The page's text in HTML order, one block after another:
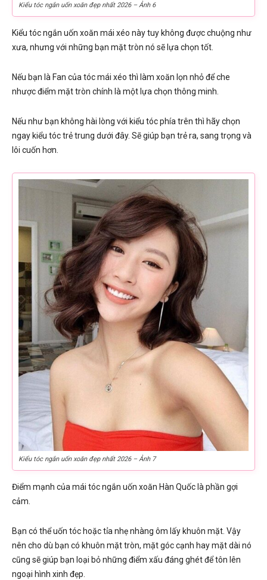
Kiểu tóc ngắn uốn xoăn đẹp nhất 2026 – Ảnh 6
Kiểu tóc ngắn uốn xoăn mái xéo này tuy không được chuộng như
xưa, nhưng với những bạn mặt tròn nó sẽ lựa chọn tốt.
Nếu bạn là Fan của tóc mái xéo thì làm xoăn lọn nhỏ để che
nhược điểm mặt tròn chính là một lựa chọn thông minh.
Nếu như bạn không hài lòng với kiểu tóc phía trên thì hãy chọn
ngay kiểu tóc trẻ trung dưới đây. Sẽ giúp bạn trẻ ra, sang trọng và
lôi cuốn hơn.
Kiểu tóc ngắn uốn xoăn đẹp nhất 2026 – Ảnh 7
Điểm mạnh của mái tóc ngắn uốn xoăn Hàn Quốc là phần gợi
cảm.
Bạn có thể uốn tóc hoặc tỉa nhẹ nhàng ôm lấy khuôn mặt. Vậy
nên cho dù bạn có khuôn mặt tròn, mặt góc cạnh hay mặt dài nó
cũng sẽ giúp bạn loại bỏ những điểm xấu đáng ghét để tôn lên
ngoại hình xinh đẹp.